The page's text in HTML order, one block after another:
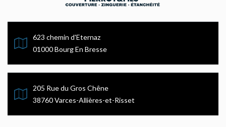
623 chemin d'Eternaz
01000 Bourg En Bresse
205 Rue du Gros Chêne
38760 Varces-Allières-et-Risset